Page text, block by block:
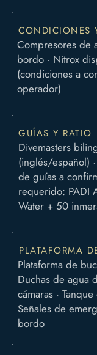
CONDICIONES
Compresores de
bordo · Nitrox
(condiciones a
operador)
GUÍAS Y RATIO
Divemasters
(inglés/español)
de guías a
requerido: PADI
Water + 50
PLATAFORMA
Plataforma de
Duchas de agua
cámaras ·
Señales de
bordo